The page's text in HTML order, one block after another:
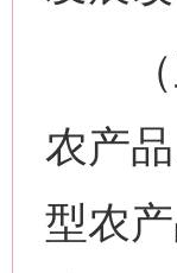
（三
农产
型农